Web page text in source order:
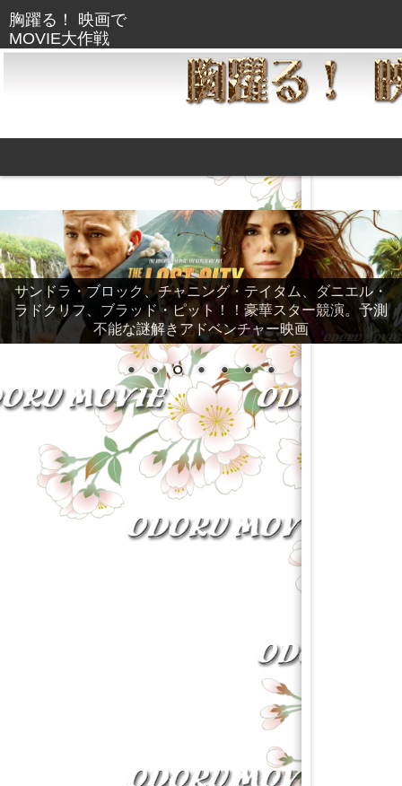
サンドラ・ブロック、チャニング・テイタム、ダニエル・
ラドクリフ、ブラッド・ピット！！豪華スター競演。予測
不能な謎解きアドベンチャー映画